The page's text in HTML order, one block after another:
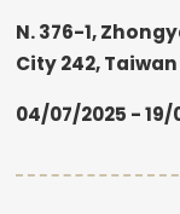
N. 376-1,
City 242,
04/07/2025 - 19/